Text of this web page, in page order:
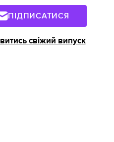
ПІДПИСАТИСЯ
свіжий випуск